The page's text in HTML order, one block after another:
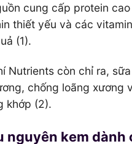
cung cấp protein
thiết yếu và các
(1).
Nutrients còn chỉ ra,
chống loãng xương
khớp (2).
nguyên kem dành